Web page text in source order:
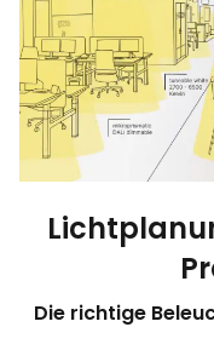
Die richtige